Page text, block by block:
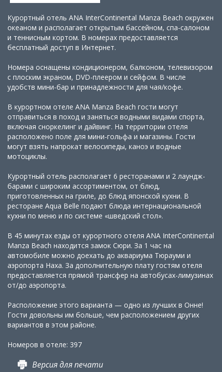
Курортный отель ANA InterContinental Manza Beach окружен
океаном и располагает открытым бассейном, спа-салоном
и теннисным кортом. В номерах предоставляется
бесплатный доступ в Интернет.
Номера оснащены кондиционером, балконом, телевизором
с плоским экраном, DVD-плеером и сейфом. В числе
удобств мини-бар и принадлежности для чая/кофе.
В курортном отеле ANA Manza Beach гости могут
отправиться в поход и заняться водными видами спорта,
включая сноркелинг и дайвинг. На территории отеля
расположено поле для мини-гольфа и магазины. Гости
могут взять напрокат велосипеды, каноэ и водные
мотоциклы.
Курортный отель располагает 6 ресторанами и 2 лаундж-
барами с широким ассортиментом, от блюд,
приготовленных на гриле, до блюд японской кухни. В
ресторане Aqua Belle подают блюда интернациональной
кухни по меню и по системе «шведский стол».
В 45 минутах езды от курортного отеля ANA InterContinental
Manza Beach находится замок Сюри. За 1 час на
автомобиле можно доехать до аквариума Тюрауми и
аэропорта Наха. За дополнительную плату гостям отеля
предоставляется прямой трансфер на автобусах-лимузинах
от/до аэропорта.
Расположение этого варианта — одно из лучших в Онне!
Гости довольны им больше, чем расположением других
вариантов в этом районе.
Номеров в отеле: 397
Версия для печати